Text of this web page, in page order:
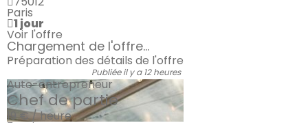
Paris
1 jour
Voir l'offre
Chargement de l'offre...
Préparation des détails de l'offre
Publiée il y a 12 heures
Auto-entrepreneur
Chef de partie
19 € / heure